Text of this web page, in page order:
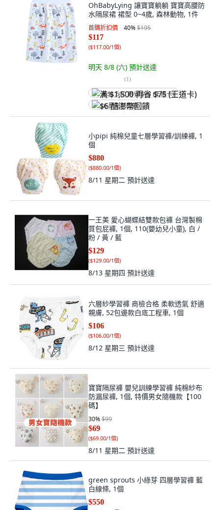
OhBabyLying 讓寶寶躺躺 寶寶高腰防
水隔尿裙 裙型 0~4歲, 森林動物, 1件
首購折扣價 40%$195
$117
($117.00/1個)
明天 8/8 (六) 預計送達
(1)
满 $1,500 再省 $75 (王道卡)
$6 酷澎幣回饋
小pipi 純棉兒童七層學習褲/訓練褲, 1
個
$880
($880.00/1個)
8/11 星期二 預計送達
一王美 愛心蝴蝶結雙款包褲 台灣製棉
質包屁褲, 1個, 110(嬰幼兒小童), 白 /
粉 / 黃 / 藍
$129
($129.00/1個)
8/13 星期四 預計送達
六層紗學習褲 商檢合格 柔軟透氣 舒適
親膚, 52包邊款白底工程車, 1個
$106
($106.00/1個)
8/12 星期三 預計送達
寶寶隔尿褲 嬰兒訓練學習褲 純棉紗布
防漏尿褲, 1個, 特價男女隨機款【100
碼】
30%$99
$69
($69.00/1個)
8/11 星期二 預計送達
green sprouts 小綠芽 四層學習褲 藍
白線條, 1個
$550